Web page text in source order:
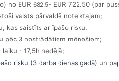
no EUR 682.5- EUR 722.50 (par
valsts pārvaldē noteiktajam;
kas saistīts ar īpašo risku;
pēc 3 nostrādātiem mēnešiem;
- 17,5h nedēļā;
risku (3 darba dienas gadā) un